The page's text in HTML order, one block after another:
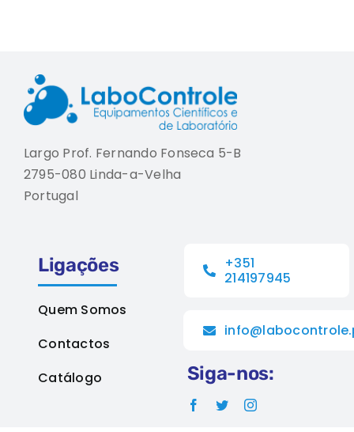
Largo Prof. Fernando Fonseca 5-B
2795-080 Linda-a-Velha
Portugal
Ligações
Quem Somos
Contactos
Catálogo
+351
214197945
Siga-nos: